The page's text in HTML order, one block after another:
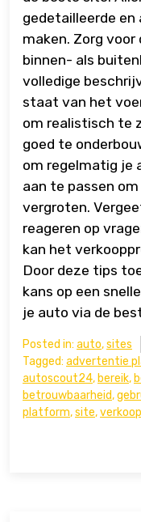
gedetailleerde
maken. Zorg voor
binnen- als
volledige
staat van het
om realistisch te
goed te
om regelmatig je
aan te passen
vergroten.
reageren op
kan het
Door deze tips
kans op een
je auto via de
Posted in: auto,sites
Tagged: advertentie
autoscout24, bereik,
betrouwbaarheid,
platform,site,